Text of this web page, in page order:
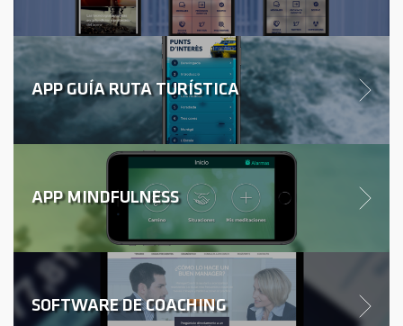
APP GUÍA RUTA TURÍSTICA
APP MINDFULNESS
SOFTWARE DE COACHING